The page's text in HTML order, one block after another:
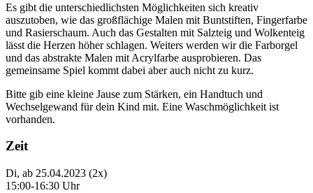
Es gibt die unterschiedlichsten Möglichkeiten sich kreativ
auszutoben, wie das großflächige Malen mit Buntstiften, Fingerfarbe
und Rasierschaum. Auch das Gestalten mit Salzteig und Wolkenteig
lässt die Herzen höher schlagen. Weiters werden wir die Farborgel
und das abstrakte Malen mit Acrylfarbe ausprobieren. Das
gemeinsame Spiel kommt dabei aber auch nicht zu kurz.
Bitte gib eine kleine Jause zum Stärken, ein Handtuch und
Wechselgewand für dein Kind mit. Eine Waschmöglichkeit ist
vorhanden.
Zeit
Di, ab 25.04.2023 (2x)
15:00-16:30 Uhr